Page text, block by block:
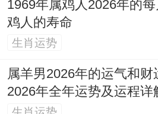
1969年属鸡人2026年的
鸡人的寿命
生肖运势
属羊男2026年的运气和财
2026年全年运势及运程详